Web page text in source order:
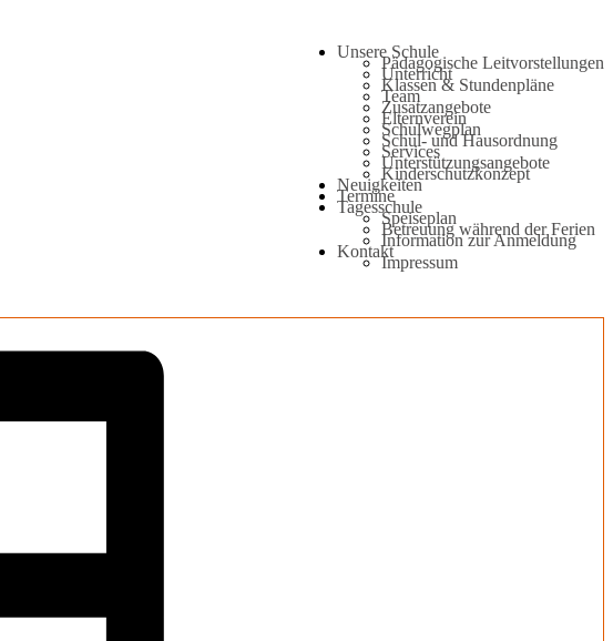
Unsere Schule
Pädagogische Leitvorstellungen
Unterricht
Klassen & Stundenpläne
Team
Zusatzangebote
Elternverein
Schulwegplan
Schul- und Hausordnung
Services
Unterstützungsangebote
Kinderschutzkonzept
Neuigkeiten
Termine
Tagesschule
Speiseplan
Betreuung während der Ferien
Information zur Anmeldung
Kontakt
Impressum